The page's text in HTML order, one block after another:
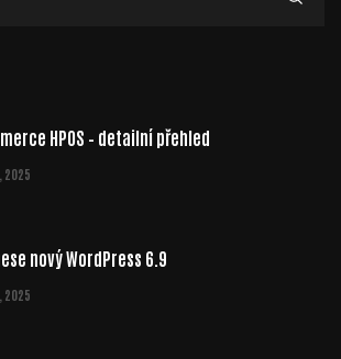
HPOS – detailní přehled
2025
nový WordPress 6.9
2025